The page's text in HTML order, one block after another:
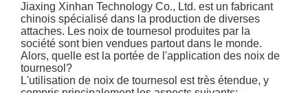
Jiaxing Xinhan Technology Co., Ltd. est un fabricant
chinois spécialisé dans la production de diverses
attaches. Les noix de tournesol produites par la
société sont bien vendues partout dans le monde.
Alors, quelle est la portée de l'application des noix de
tournesol?
L'utilisation de noix de tournesol est très étendue, y